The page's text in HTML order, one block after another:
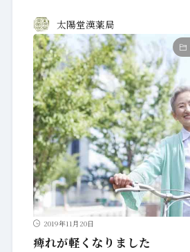
太陽堂漢薬局
2019年11月20日
痺れが軽くなりました